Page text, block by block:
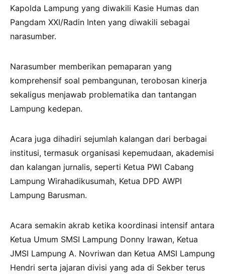
Kapolda Lampung yang diwakili Kasie Humas dan
Pangdam XXI/Radin Inten yang diwakili sebagai
narasumber.
Narasumber memberikan pemaparan yang
komprehensif soal pembangunan, terobosan kinerja
sekaligus menjawab problematika dan tantangan
Lampung kedepan.
Acara juga dihadiri sejumlah kalangan dari berbagai
institusi, termasuk organisasi kepemudaan, akademisi
dan kalangan jurnalis, seperti Ketua PWI Cabang
Lampung Wirahadikusumah, Ketua DPD AWPI
Lampung Barusman.
Acara semakin akrab ketika koordinasi intensif antara
Ketua Umum SMSI Lampung Donny Irawan, Ketua
JMSI Lampung A. Novriwan dan Ketua AMSI Lampung
Hendri serta jajaran divisi yang ada di Sekber terus